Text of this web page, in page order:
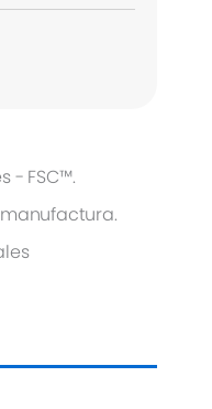
- FSC™.